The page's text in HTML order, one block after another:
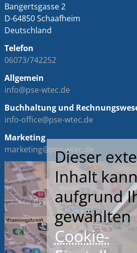
Bangertsgasse 2
D-64850 Schaafheim
Deutschland
Telefon
06073/742252
Allgemein
info@pse-wtec.de
Buchhaltung und
info-office@pse-wtec.de
Marketing
marketing@pse-wtec.de
Dieser
Inhalt
aufgrund
gewählten
Cookie-